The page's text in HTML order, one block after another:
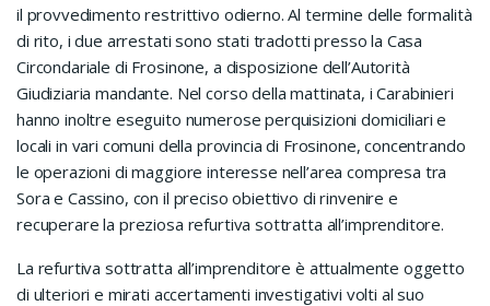
il provvedimento restrittivo odierno. Al termine delle formalità
di rito, i due arrestati sono stati tradotti presso la Casa
Circondariale di Frosinone, a disposizione dell’Autorità
Giudiziaria mandante. Nel corso della mattinata, i Carabinieri
hanno inoltre eseguito numerose perquisizioni domiciliari e
locali in vari comuni della provincia di Frosinone, concentrando
le operazioni di maggiore interesse nell’area compresa tra
Sora e Cassino, con il preciso obiettivo di rinvenire e
recuperare la preziosa refurtiva sottratta all’imprenditore.
La refurtiva sottratta all’imprenditore è attualmente oggetto
di ulteriori e mirati accertamenti investigativi volti al suo